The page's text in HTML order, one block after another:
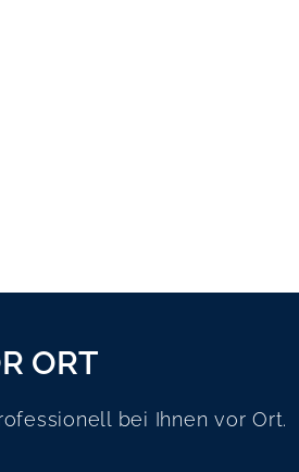
ORT
bei Ihnen vor Ort.